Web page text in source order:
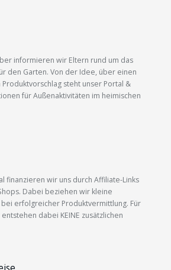
informieren wir Eltern rund um das
den Garten. Von der Idee, über einen
Produktvorschlag steht unser Portal &
für Außenaktivitäten im heimischen
finanzieren wir uns durch Affiliate-Links
Dabei beziehen wir kleine
erfolgreicher Produktvermittlung. Für
dabei KEINE zusätzlichen